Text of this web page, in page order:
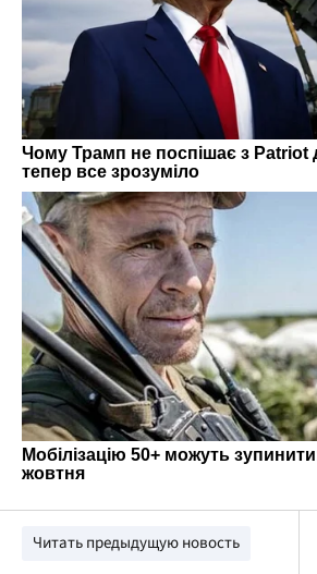
Читать предыдущую новость